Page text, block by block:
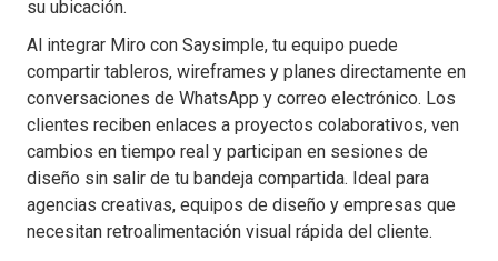
su ubicación.
Al integrar Miro con Saysimple, tu equipo puede
compartir tableros, wireframes y planes directamente en
conversaciones de WhatsApp y correo electrónico. Los
clientes reciben enlaces a proyectos colaborativos, ven
cambios en tiempo real y participan en sesiones de
diseño sin salir de tu bandeja compartida. Ideal para
agencias creativas, equipos de diseño y empresas que
necesitan retroalimentación visual rápida del cliente.